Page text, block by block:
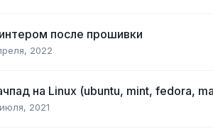
после прошивки
2022
на Linux (ubuntu, mint, fedora,
2021